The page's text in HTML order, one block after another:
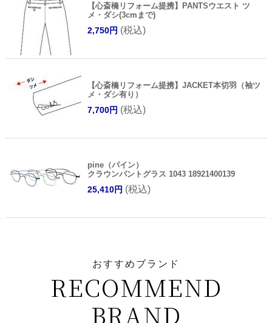
【心斎橋リフォーム提携】PANTSウエスト ツ
メ・ダシ(3cmまで)
2,750円 (税込)
【心斎橋リフォーム提携】JACKET本切羽（袖ツ
メ・ダシ有り）
7,700円 (税込)
pine（パイン）
クラウンパントグラス 1043 18921400139
25,410円 (税込)
おすすめブランド
RECOMMEND
BRAND